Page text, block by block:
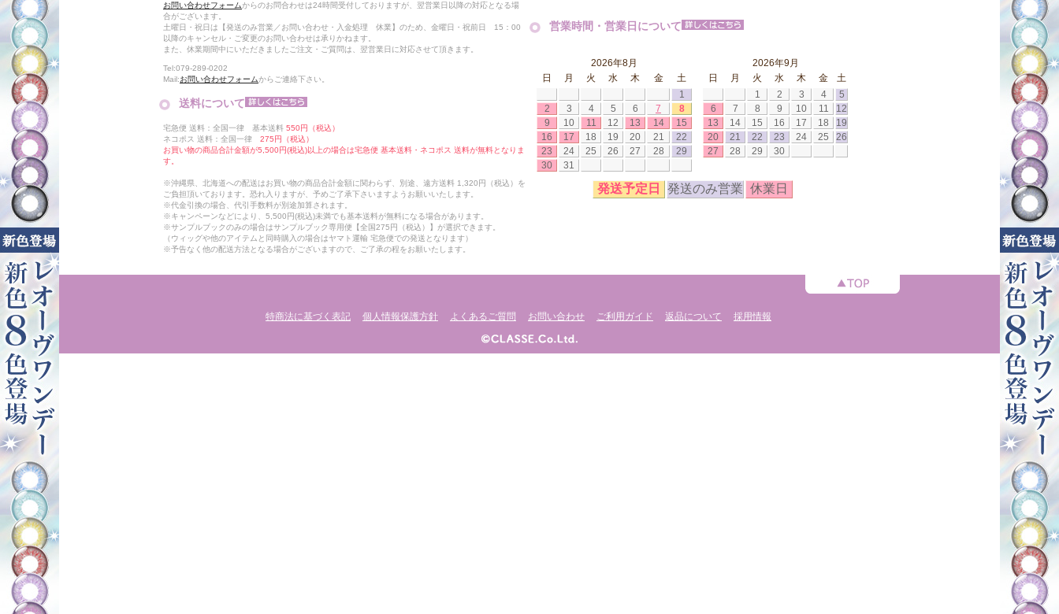
お問い合わせフォームからのお問合わせは24時間受付しておりますが、翌営業日以降の対応となる場
合がございます。
土曜日・祝日は【発送のみ営業／お問い合わせ・入金処理 休業】のため、金曜日・祝前日 15：00
以降のキャンセル・ご変更のお問い合わせは承りかねます。
また、休業期間中にいただきましたご注文・ご質問は、翌営業日に対応させて頂きます。
Tel:079-289-0202
Mail:お問い合わせフォームからご連絡下さい。
送料について
宅急便 送料：全国一律 基本送料 550円（税込）
ネコポス 送料：全国一律 275円（税込）
お買い物の商品合計金額が5,500円(税込)以上の場合は宅急便 基本送料・ネコポス 送料が無料となりま
す。
※沖縄県、北海道への配送はお買い物の商品合計金額に関わらず、別途、遠方送料 1,320円（税込）を
ご負担頂いております。恐れ入りますが、予めご了承下さいますようお願いいたします。
※代金引換の場合、代引手数料が別途加算されます。
※キャンペーンなどにより、5,500円(税込)未満でも基本送料が無料になる場合があります。
※サンプルブックのみの場合はサンプルブック専用便【全国275円（税込）】が選択できます。
（ウィッグや他のアイテムと同時購入の場合はヤマト運輸 宅急便での発送となります）
※予告なく他の配送方法となる場合がございますので、ご了承の程をお願いたします。
営業時間・営業日について
2026年8月
日
月 火 水 木 金
土
1
2
3 4 5 6 7
8
9
10 11 12 13 14
15
16
17 18 19 20 21
22
23
24 25 26 27 28
29
30
31
2026年9月
日
月 火 水 木 金
土
1
2 3 4
5
6
7 8 9 10 11
12
13
14 15 16 17 18
19
20
21 22 23 24 25
26
27
28 29 30
発送予定日 発送のみ営業 休業日
特商法に基づく表記 個人情報保護方針 よくあるご質問 お問い合わせ ご利用ガイド 返品について 採用情報